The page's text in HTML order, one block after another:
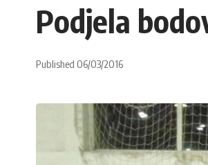
Podjela
Published 06/03/2016